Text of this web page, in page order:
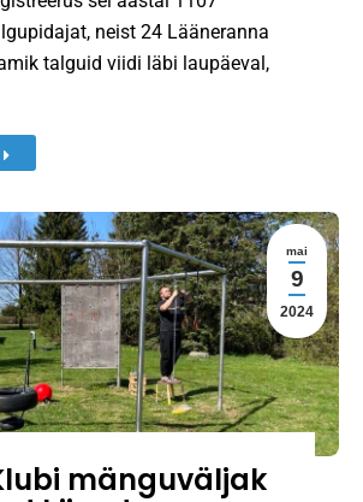
neist 24 Lääneranna
talguid viidi läbi laupäeval,
mai
9
2024
mänguväljak